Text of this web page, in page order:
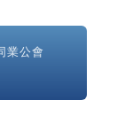
業公會